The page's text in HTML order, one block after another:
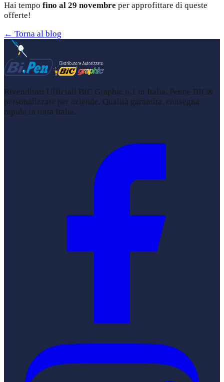
Hai tempo fino al 29 novembre per approfittare di queste
offerte!
← Torna al blog
Rivenditori Ufficiali BIC Graphic n.1 in Italia. Penne BIC®
personalizzate per aziende. Qualità garantita, consegna
rapida in tutta Italia.